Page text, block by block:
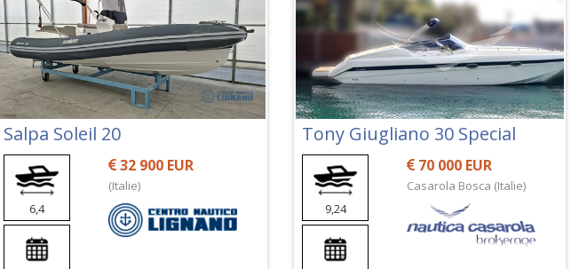
Salpa Soleil 20
6,4
32 900 EUR
(Italie)
Tony Giugliano 30 Special
9,24
70 000 EUR
Casarola Bosca (Italie)